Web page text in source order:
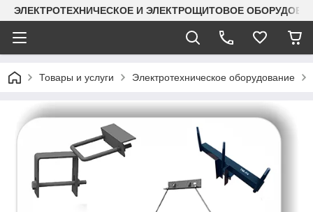
ЭЛЕКТРОТЕХНИЧЕСКОЕ И ЭЛЕКТРОЩИТОВОЕ
Товары и услуги Электротехническое оборудование